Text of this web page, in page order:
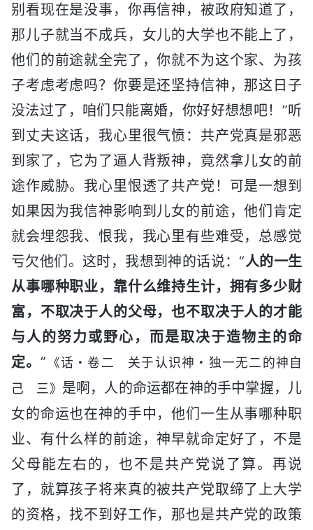
别看现在是没事，你再信神，被政府知道了，
那儿子就当不成兵，女儿的大学也不能上了，
他们的前途就全完了，你就不为这个家、为孩
子考虑考虑吗？你要是还坚持信神，那这日子
没法过了，咱们只能离婚，你好好想想吧！”听
到丈夫这话，我心里很气愤：共产党真是邪恶
到家了，它为了逼人背叛神，竟然拿儿女的前
途作威胁。我心里恨透了共产党！可是一想到
如果因为我信神影响到儿女的前途，他们肯定
就会埋怨我、恨我，我心里有些难受，总感觉
亏欠他们。这时，我想到神的话说：“人的一生
从事哪种职业，靠什么维持生计，拥有多少财
富，不取决于人的父母，也不取决于人的才能
与人的努力或野心，而是取决于造物主的命
定。” 《话・卷二 关于认识神・独一无二的神自
己 三》 是啊，人的命运都在神的手中掌握，儿
女的命运也在神的手中，他们一生从事哪种职
业、有什么样的前途，神早就命定好了，不是
父母能左右的，也不是共产党说了算。再说
了，就算孩子将来真的被共产党取缔了上大学
的资格，找不到好工作，那也是共产党的政策